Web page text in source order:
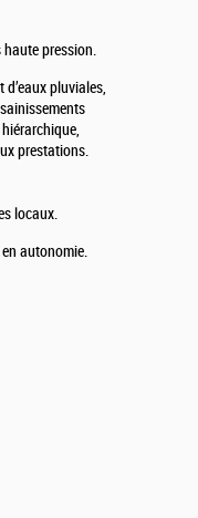
pression.
pluviales,
prestations.
locaux.
autonomie.